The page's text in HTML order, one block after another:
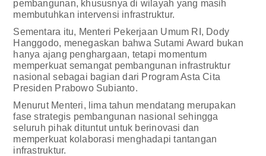
pembangunan, khususnya di wilayah yang masih
membutuhkan intervensi infrastruktur.
Sementara itu, Menteri Pekerjaan Umum RI, Dody
Hanggodo, menegaskan bahwa Sutami Award bukan
hanya ajang penghargaan, tetapi momentum
memperkuat semangat pembangunan infrastruktur
nasional sebagai bagian dari Program Asta Cita
Presiden Prabowo Subianto.
Menurut Menteri, lima tahun mendatang merupakan
fase strategis pembangunan nasional sehingga
seluruh pihak dituntut untuk berinovasi dan
memperkuat kolaborasi menghadapi tantangan
infrastruktur.